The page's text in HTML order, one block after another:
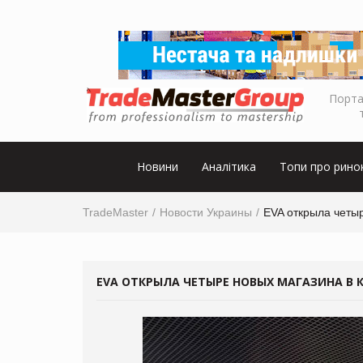
Новини Аналітика Топи про
TradeMaster Новости Украины EVA открыла
EVA ОТКРЫЛА ЧЕТЫРЕ НОВЫХ МАГАЗИНА В